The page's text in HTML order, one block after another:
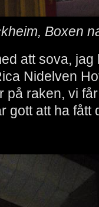
Boxen
att sova,
Nidelven
på raken, vi
gott att ha fått